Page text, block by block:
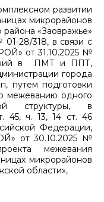
развитии
микрорайонов
«Заовражье»
28/318, в связи с
от 31.10.2025 №
в ПМТ и ППТ,
города
путем подготовки
межеванию одного
структуры, в
45, ч. 13, 14 ст. 46
Федерации,
от 30.10.2025 №
межевания
микрорайонов
области»,